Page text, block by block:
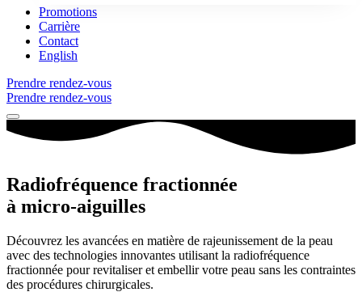
Promotions
Carrière
Contact
English
Prendre rendez-vous
Prendre rendez-vous
Radiofréquence fractionnée
à micro-aiguilles
Découvrez les avancées en matière de rajeunissement de la peau
avec des technologies innovantes utilisant la radiofréquence
fractionnée pour revitaliser et embellir votre peau sans les contraintes
des procédures chirurgicales.